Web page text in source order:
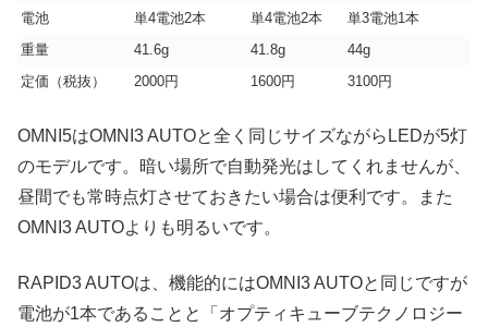
電池
単4電池2本 単4電池2本
単3電池1本
重量
41.6g 41.8g
44g
定価（税抜）
2000円 1600円 3100円
OMNI5はOMNI3 AUTOと全く同じサイズながらLEDが5灯
のモデルです。暗い場所で自動発光はしてくれませんが、
昼間でも常時点灯させておきたい場合は便利です。また
OMNI3 AUTOよりも明るいです。
RAPID3 AUTOは、機能的にはOMNI3 AUTOと同じですが
電池が1本であることと「オプティキューブテクノロジー